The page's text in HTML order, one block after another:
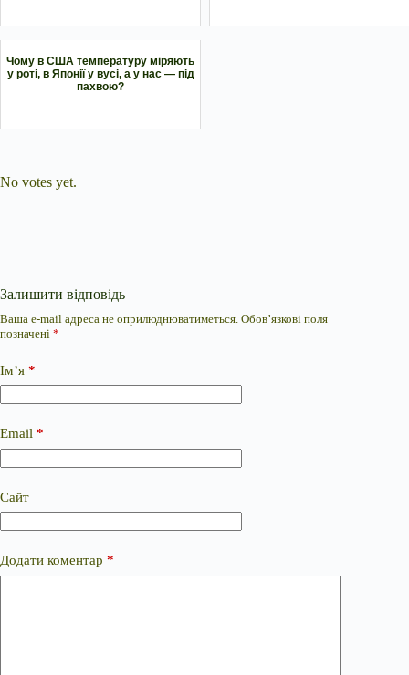
Чому в США температуру міряють
у роті, в Японії у вусі, а у нас — під
пахвою?
No votes yet.
Залишити відповідь
Ваша e-mail адреса не оприлюднюватиметься. Обов’язкові поля
позначені *
Ім’я *
Email *
Сайт
Додати коментар *